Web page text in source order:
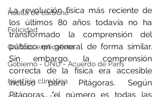
Huella de carbono
Felicidad
Gráficos explicativos
Gobierno - ONU - Acuerdo de Paris
Injusticia climática
La revolución física más reciente de
los últimos 80 años todavía no ha
transformado la comprensión del
público en general de forma similar.
Sin embargo, la comprensión
correcta de la física era accesible
incluso para Pitágoras. Según
Pitágoras, "el número es todas las